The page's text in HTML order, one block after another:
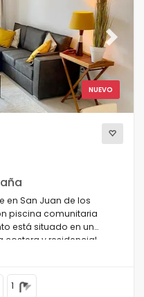
NUEVO
Next
en San Juan de los
piscina comunitaria
está situado en un
y residencial,
m de la playa.
1